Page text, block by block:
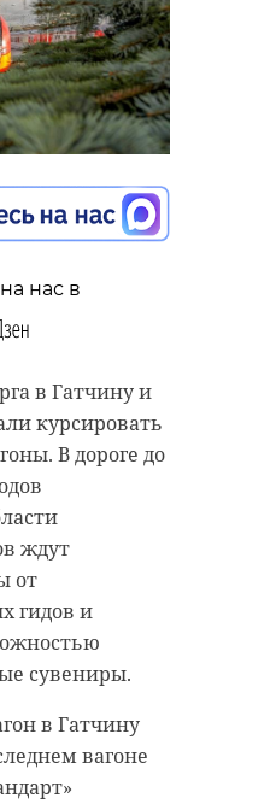
нас в
в Гатчину и
курсировать
В дороге до
ждут
от
гидов и
сувениры.
в Гатчину
вагоне